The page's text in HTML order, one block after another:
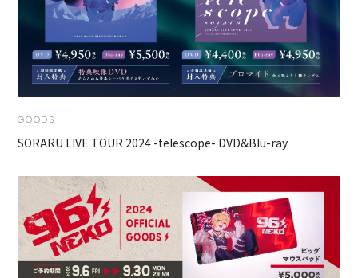
GOODS
SORARU LIVE TOUR 2024 -telescope- DVD&Blu-ray